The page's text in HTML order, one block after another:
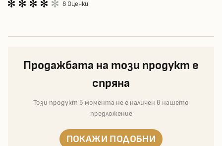
8 Оценки
Продажбата на този продукт е
спряна
Този продукт в момента не е наличен в нашето
предложение
ПОКАЖИ ПОДОБНИ